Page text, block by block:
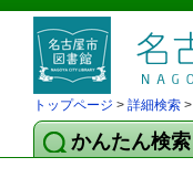
トップページ > 詳細検索 >
かんたん検索